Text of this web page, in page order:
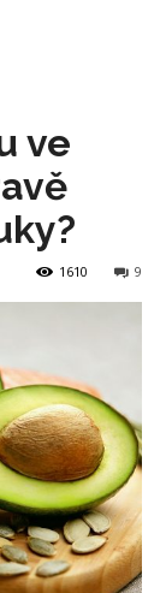
ve
9
1610